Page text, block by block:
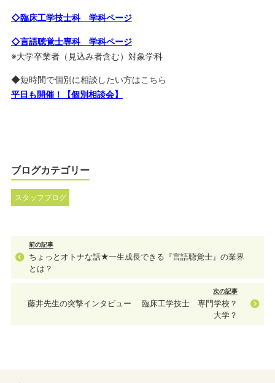
◇臨床工学技士科 学科ページ
◇言語聴覚士専科 学科ページ
※大学卒業者（見込み者含む）対象学科
◆短時間で個別に相談したい方はこちら
平日も開催！【個別相談会】
ブログカテゴリー
スタッフブログ
前の記事
ちょっとオトナな話★一生成長できる『言語聴覚士』の業界
とは？
次の記事
藤井先生の突撃インタビュー 臨床工学技士 専門学校？
大学？